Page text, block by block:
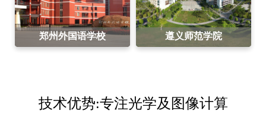
郑州外国语学校 遵义师范学院
技术优势:专注光学及图像计算